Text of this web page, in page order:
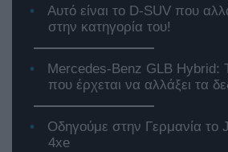
Αυτό είναι το D-SUV που
στην κατηγορία του!
Mercedes-Benz GLB Hybrid:
που έρχεται να αλλάξει τα
Οδηγούμε στην Γερμανία το
4xe